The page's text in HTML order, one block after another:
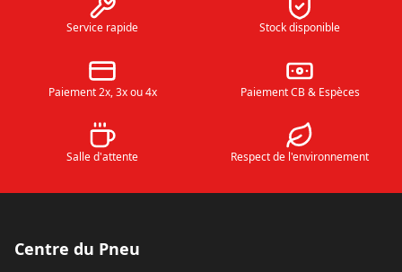
Service rapide Stock disponible
Paiement 2x, 3x ou 4x Paiement CB & Espèces
Salle d'attente Respect de l'environnement
Centre du Pneu